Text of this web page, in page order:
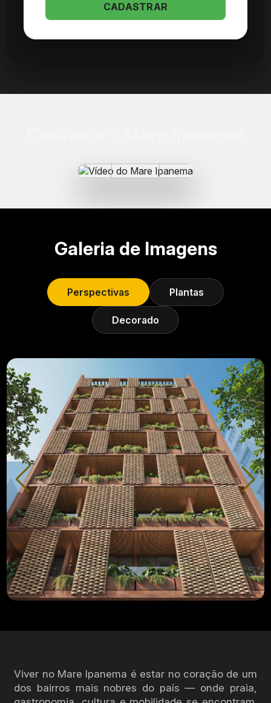
CADASTRAR
Galeria de Imagens
Perspectivas Plantas
Decorado
Viver no Mare Ipanema é estar no coração de um
dos bairros mais nobres do país — onde praia,